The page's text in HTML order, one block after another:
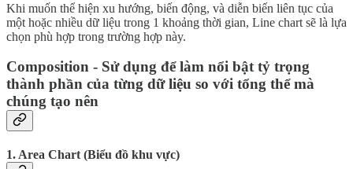
Khi muốn thể hiện xu hướng, biến động, và diễn biến liên tục của
một hoặc nhiều dữ liệu trong 1 khoảng thời gian, Line chart sẽ là lựa
chọn phù hợp trong trường hợp này.
Composition - Sử dụng để làm nổi bật tỷ trọng
thành phần của từng dữ liệu so với tổng thể mà
chúng tạo nên
1. Area Chart (Biểu đồ khu vực)